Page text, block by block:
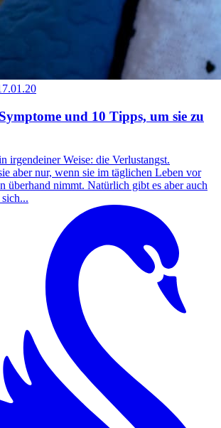
und 10 Tipps, um sie zu
irgendeiner Weise: die Verlustangst.
aber nur, wenn sie im täglichen Leben vor
überhand nimmt. Natürlich gibt es aber auch